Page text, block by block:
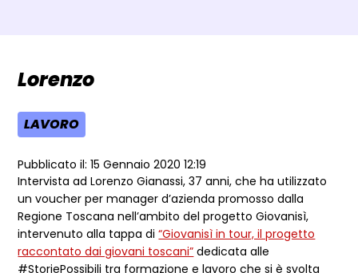
Lorenzo
AREA TEMATICA:
LAVORO
Pubblicato il: 15 Gennaio 2020 12:19
Intervista ad Lorenzo Gianassi, 37 anni, che ha utilizzato
un voucher per manager d’azienda promosso dalla
Regione Toscana nell’ambito del progetto Giovanisì,
intervenuto alla tappa di“Giovanisì in tour, il progetto
raccontato dai giovani toscani” dedicata alle
#StoriePossibili tra formazione e lavoro che si è svolta